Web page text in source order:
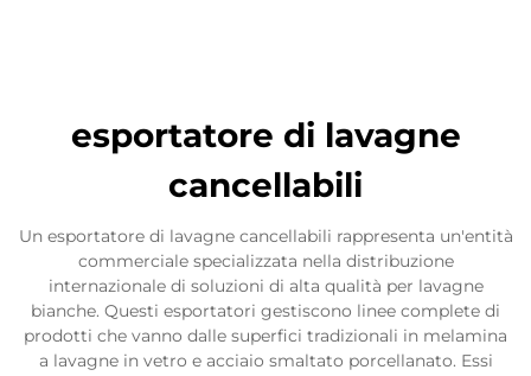
esportatore di lavagne
cancellabili
Un esportatore di lavagne cancellabili rappresenta un'entità
commerciale specializzata nella distribuzione
internazionale di soluzioni di alta qualità per lavagne
bianche. Questi esportatori gestiscono linee complete di
prodotti che vanno dalle superfici tradizionali in melamina
a lavagne in vetro e acciaio smaltato porcellanato. Essi